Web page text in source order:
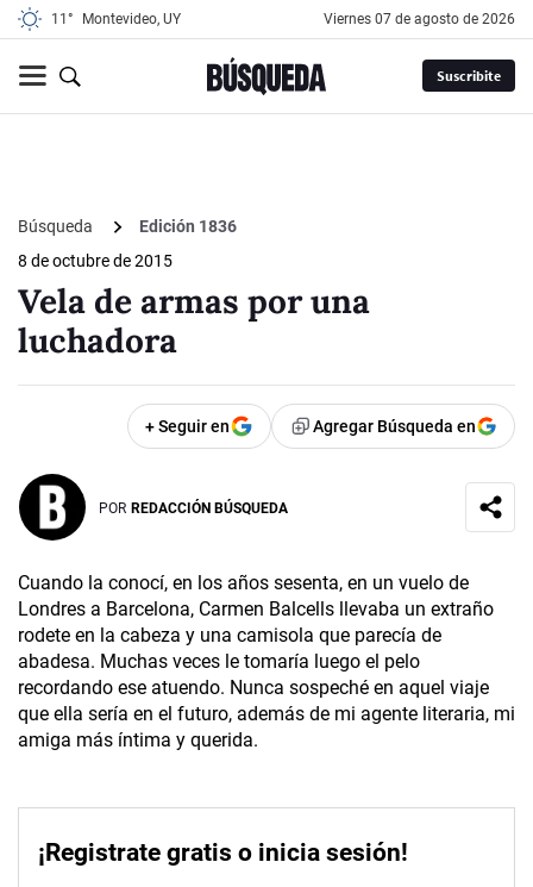
11° Montevideo, UY viernes 07 de agosto de 2026
Suscribite
Búsqueda
Edición 1836
8 de octubre de 2015
Vela de armas por una
luchadora
+ Seguir en Agregar Búsqueda en
POR REDACCIÓN BÚSQUEDA
Cuando la conocí, en los años sesenta, en un vuelo de
Londres a Barcelona, Carmen Balcells llevaba un extraño
rodete en la cabeza y una camisola que parecía de
abadesa. Muchas veces le tomaría luego el pelo
recordando ese atuendo. Nunca sospeché en aquel viaje
que ella sería en el futuro, además de mi agente literaria, mi
amiga más íntima y querida.
¡Registrate gratis o inicia sesión!